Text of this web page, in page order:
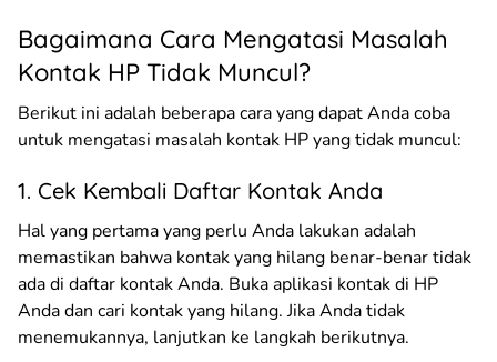
Bagaimana Cara Mengatasi Masalah
Kontak HP Tidak Muncul?
Berikut ini adalah beberapa cara yang dapat Anda coba
untuk mengatasi masalah kontak HP yang tidak muncul:
1. Cek Kembali Daftar Kontak Anda
Hal yang pertama yang perlu Anda lakukan adalah
memastikan bahwa kontak yang hilang benar-benar tidak
ada di daftar kontak Anda. Buka aplikasi kontak di HP
Anda dan cari kontak yang hilang. Jika Anda tidak
menemukannya, lanjutkan ke langkah berikutnya.